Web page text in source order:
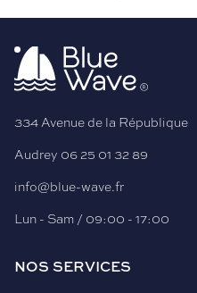
334 Avenue de la République
Audrey 06 25 01 32 89
info@blue-wave.fr
Lun - Sam / 09:00 - 17:00
NOS SERVICES